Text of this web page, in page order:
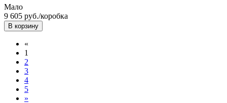
Мало
9 605 руб./коробка
«
1
2
3
4
5
»